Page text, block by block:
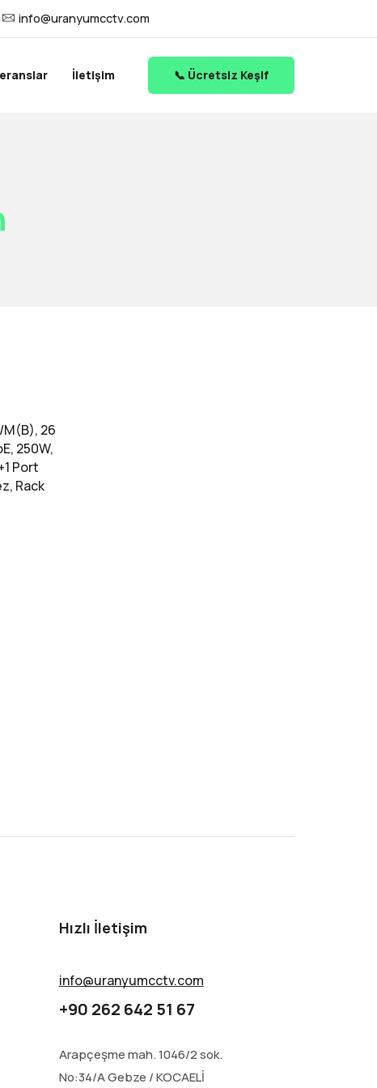
info@uranyumcctv.com
İletişim 📞 Ücretsiz Keşif
M(B), 26
250W,
Port
Rack
Hızlı İletişim
info@uranyumcctv.com
+90 262 642 51 67
Arapçeşme mah. 1046/2 sok.
No:34/A Gebze / KOCAELİ